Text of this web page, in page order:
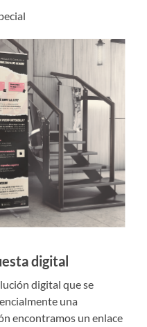
digital
digital que se
una
encontramos un enlace